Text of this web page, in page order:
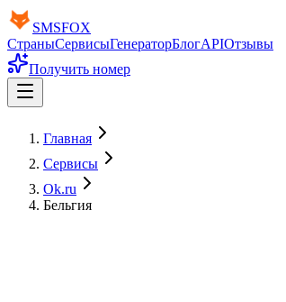
SMSFOX
СтраныСервисыГенераторБлогAPIОтзывы
Получить номер
Главная
Сервисы
Ok.ru
Бельгия